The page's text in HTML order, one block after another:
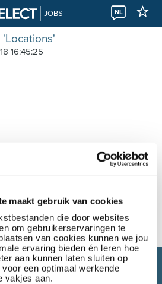
maakt gebruik van cookies
die door websites
om gebruikerservaringen te
van cookies kunnen we jou
ervaring bieden én leren hoe
aan kunnen laten sluiten op
een optimaal werkende
vakjes aan.
JOBS NL
'Locations'
16:45:25
die werkzoekenden in één keer
van de bedrijven die tot de